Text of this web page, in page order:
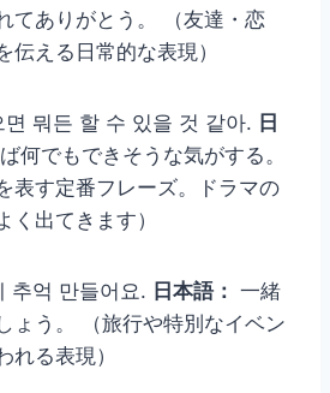
てありがとう。 （友達・恋
伝える日常的な表現）
면 뭐든 할 수 있을 것 같아. 日
何でもできそうな気がする。
表す定番フレーズ。ドラマの
く出てきます）
추억 만들어요. 日本語： 一緒
ょう。 （旅行や特別なイベン
れる表現）